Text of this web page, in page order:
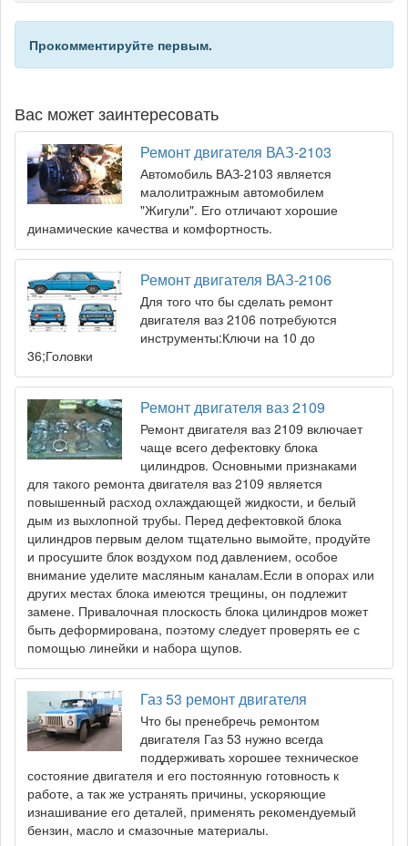
Прокомментируйте первым.
Вас может заинтересовать
Ремонт двигателя ВАЗ-2103
Автомобиль ВАЗ-2103 является
малолитражным автомобилем
"Жигули". Его отличают хорошие
динамические качества и комфортность.
Ремонт двигателя ВАЗ-2106
Для того что бы сделать ремонт
двигателя ваз 2106 потребуются
инструменты:Ключи на 10 до
36;Головки
Ремонт двигателя ваз 2109
Ремонт двигателя ваз 2109 включает
чаще всего дефектовку блока
цилиндров. Основными признаками
для такого ремонта двигателя ваз 2109 является
повышенный расход охлаждающей жидкости, и белый
дым из выхлопной трубы. Перед дефектовкой блока
цилиндров первым делом тщательно вымойте, продуйте
и просушите блок воздухом под давлением, особое
внимание уделите масляным каналам.Если в опорах или
других местах блока имеются трещины, он подлежит
замене. Привалочная плоскость блока цилиндров может
быть деформирована, поэтому следует проверять ее с
помощью линейки и набора щупов.
Газ 53 ремонт двигателя
Что бы пренебречь ремонтом
двигателя Газ 53 нужно всегда
поддерживать хорошее техническое
состояние двигателя и его постоянную готовность к
работе, а так же устранять причины, ускоряющие
изнашивание его деталей, применять рекомендуемый
бензин, масло и смазочные материалы.